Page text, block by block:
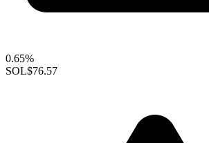
0.65%
SOL$76.57